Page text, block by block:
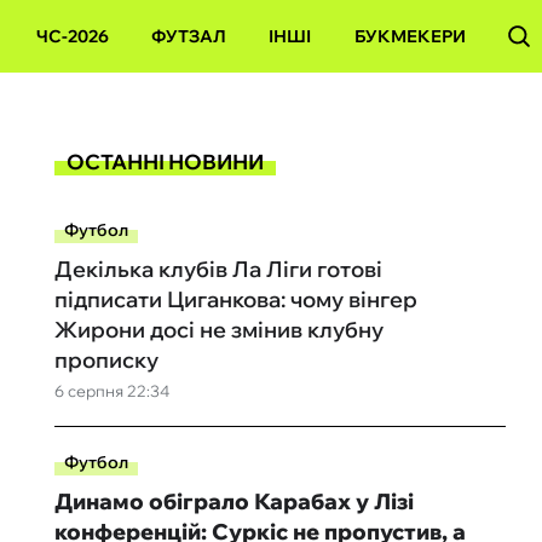
ЧС-2026 ФУТЗАЛ ІНШІ БУКМЕКЕРИ
ОСТАННІ НОВИНИ
Футбол
6 серпня 22:34
Декілька клубів Ла Ліги готові
підписати Циганкова: чому вінгер
Жирони досі не змінив клубну
прописку
Футбол
Динамо обіграло Карабах у Лізі
конференцій: Суркіс не пропустив, а